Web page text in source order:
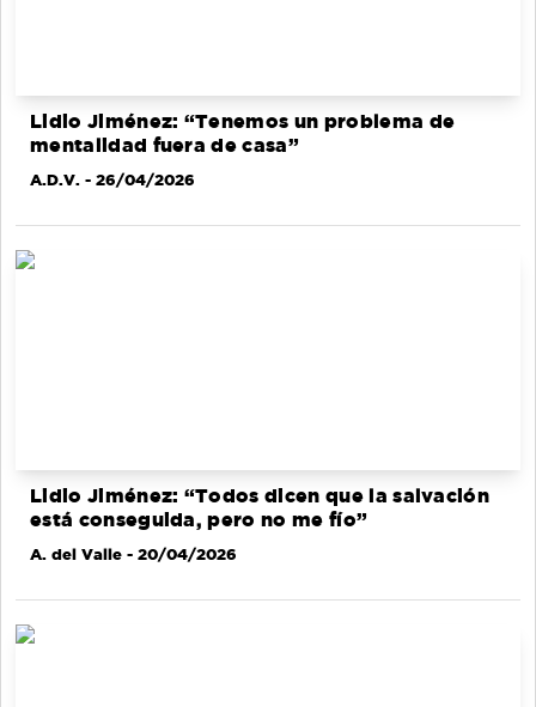
Lidio Jiménez: “Tenemos un problema de
mentalidad fuera de casa”
A.D.V. - 26/04/2026
Lidio Jiménez: “Todos dicen que la salvación
está conseguida, pero no me fío”
A. del Valle - 20/04/2026